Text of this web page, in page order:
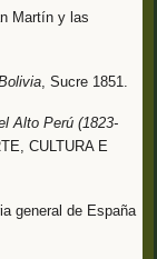
Martín y las
, Sucre 1851.
Alto Perú (1823-
CULTURA E
general de España